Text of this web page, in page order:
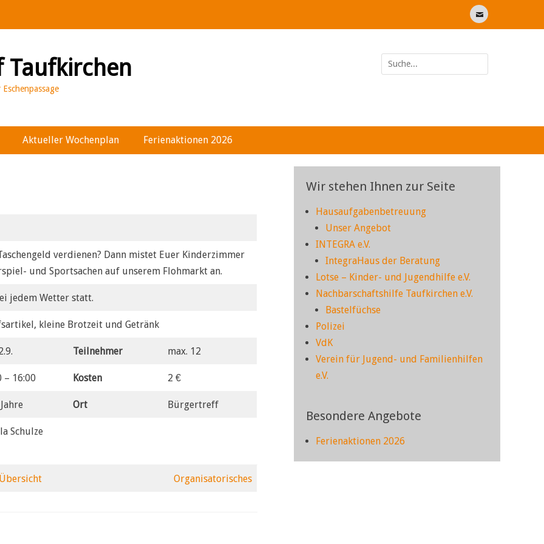
E-
Taufkirchen
Suche
nach:
Aktueller Wochenplan Ferienaktionen 2026
verdienen? Dann mistet Euer Kinderzimmer
und Sportsachen auf unserem Flohmarkt an.
jedem Wetter statt.
kleine Brotzeit und Getränk
Teilnehmer max. 12
– 16:00 Kosten 2 €
Ort Bürgertreff
Schulze
Übersicht Organisatorisches
Wir stehen Ihnen zur Seite
Hausaufgabenbetreuung
Unser Angebot
INTEGRA e.V.
IntegraHaus der Beratung
Lotse – Kinder- und Jugendhilfe e.V.
Nachbarschaftshilfe Taufkirchen e.V.
Bastelfüchse
Polizei
VdK
Verein für Jugend- und Familienhilfen
e.V.
Besondere Angebote
Ferienaktionen 2026